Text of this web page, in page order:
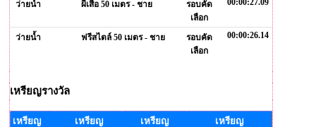
ว่ายน้ำ ผีเสื้อ 50 เมตร - ชาย
รอบคัด
เลือก
00:00:27.09
ว่ายน้ำ ฟรีสไตล์ 50 เมตร - ชาย
รอบคัด
เลือก
00:00:26.14
เหรียญรางวัล
เหรียญ เหรียญ เหรียญ เหรียญ